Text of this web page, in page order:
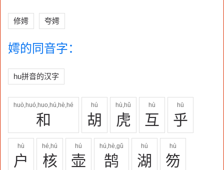
修嫮 夸嫮
嫮的同音字：
hu拼音的汉字
huò,huó,huo,hú,hè,hé
和
hú
胡
hù,hǔ
虎
hù
互
hū
乎
hù
户
hé,hú
核
hú
壶
hú,hè,gǔ
鹄
hú
湖
hù
笏